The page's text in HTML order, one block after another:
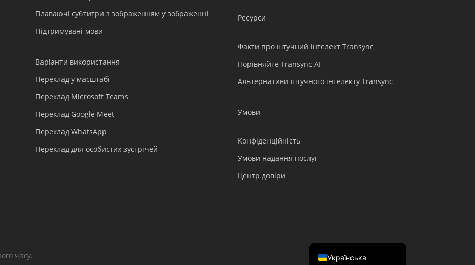
Плаваючі субтитри з зображенням у зображенні
Підтримувані мови
Варіанти використання
Переклад у масштабі
Переклад Microsoft Teams
Переклад Google Meet
Переклад WhatsApp
Переклад для особистих зустрічей
Ресурси
Факти про штучний інтелект Transync
Порівняйте Transync AI
Альтернативи штучного інтелекту Transync
Умови
Конфіденційність
Умови надання послуг
Центр довіри
часу. Українська